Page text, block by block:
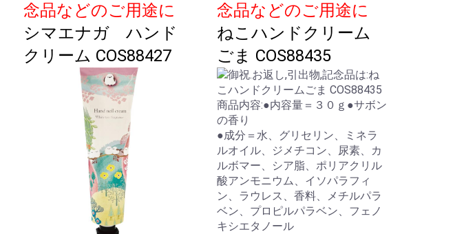
念品などのご用途に
シマエナガ ハンド
クリーム COS88427
念品などのご用途に
ねこハンドクリーム
ごま COS88435
商品内容:●内容量＝３０ｇ●サボン
の香り
●成分＝水、グリセリン、ミネラ
ルオイル、ジメチコン、尿素、カ
ルボマー、シア脂、ポリアクリル
酸アンモニウム、イソパラフィ
ン、ラウレス、香料、メチルパラ
ベン、プロピルパラベン、フェノ
キシエタノール